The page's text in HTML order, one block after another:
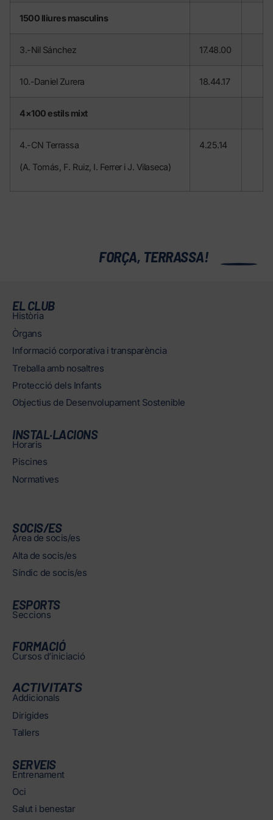
1500 lliures masculins
3.-Nil Sánchez 17.48.00
10.-Daniel Zurera 18.44.17
4×100 estils mixt
4.-CN Terrassa
(A. Tomás, F. Ruiz, I. Ferrer i J. Vilaseca)
4.25.14
FORÇA, TERRASSA!
EL CLUB
Història
Òrgans
Informació corporativa i transparència
Treballa amb nosaltres
Protecció dels Infants
Objectius de Desenvolupament Sostenible
INSTAL·LACIONS
Horaris
Piscines
Normatives
SOCIS/ES
Àrea de socis/es
Alta de socis/es
Síndic de socis/es
ESPORTS
Seccions
FORMACIÓ
Cursos d’iniciació
ACTIVITATS
Addicionals
Dirigides
Tallers
SERVEIS
Entrenament
Oci
Salut i benestar